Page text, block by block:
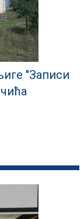
"Записи